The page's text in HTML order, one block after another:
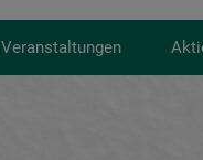
Veranstaltungen